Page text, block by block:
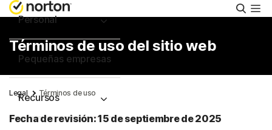
Personal
Pequeñas empresas
Recursos
Términos de uso del sitio web
Legal Términos de uso
Fecha de revisión: 15 de septiembre de 2025